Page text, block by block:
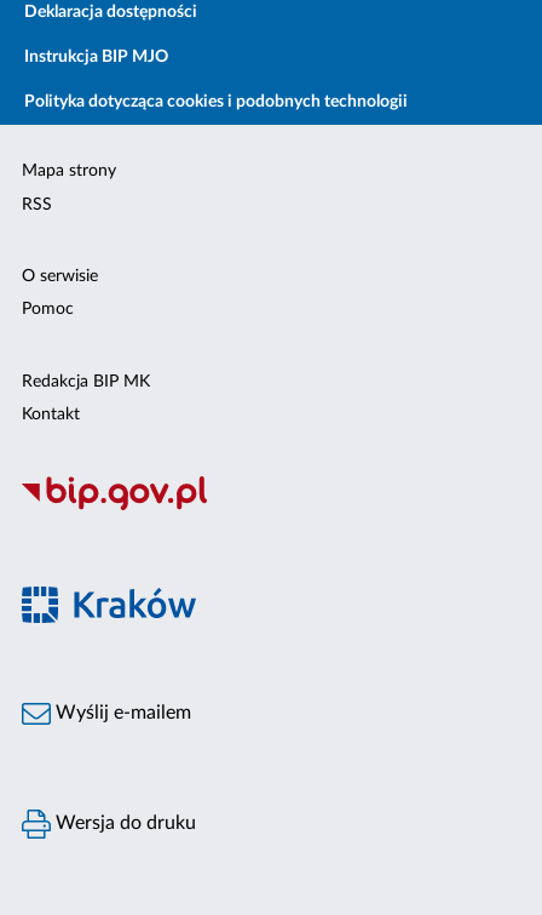
Deklaracja dostępności
Instrukcja BIP MJO
Polityka dotycząca cookies i podobnych technologii
Mapa strony
RSS
O serwisie
Pomoc
Redakcja BIP MK
Kontakt
Wyślij e-mailem
Wersja do druku